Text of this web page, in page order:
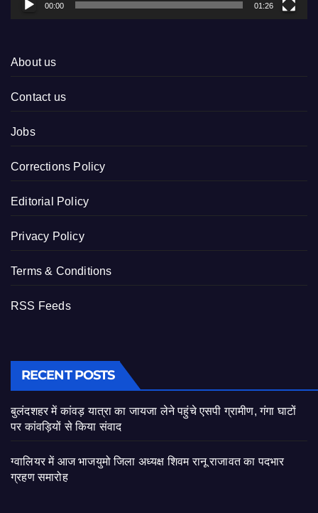
00:00 01:26
About us
Contact us
Jobs
Corrections Policy
Editorial Policy
Privacy Policy
Terms & Conditions
RSS Feeds
RECENT POSTS
बुलंदशहर में कांवड़ यात्रा का जायजा लेने पहुंचे एसपी ग्रामीण, गंगा घाटों
पर कांवड़ियों से किया संवाद
ग्वालियर में आज भाजयुमो जिला अध्यक्ष शिवम रानू राजावत का पदभार
ग्रहण समारोह